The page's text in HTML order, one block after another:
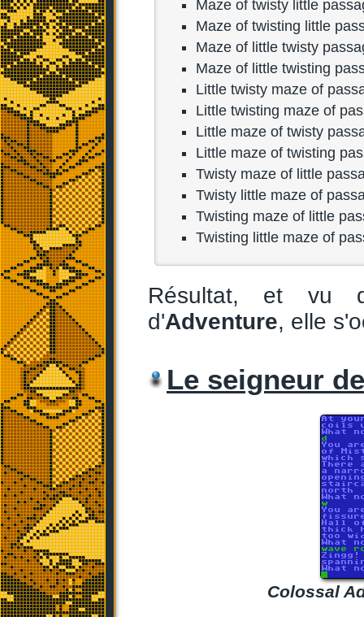
Maze of twisty little
Maze of twisting little
Maze of little twisty
Maze of little twisting
Little twisty maze of
Little twisting maze of
Little maze of twisty
Little maze of twisting
Twisty maze of little
Twisty little maze of
Twisting maze of little
Twisting little maze of
Résultat, et vu
d'Adventure, elle
Le seigneur
Colossal